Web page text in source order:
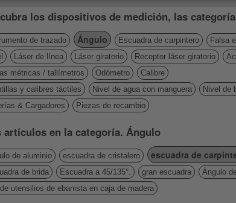
los dispositivos de medición, las
de trazado Ángulo Escuadra de carpintero Falsa
Láser de línea Láser giratorio Receptor láser giratorio
métricas / tallímetros
Odómetro
Calibre
y calibres táctiles
Nivel de agua con manguera Nivel de
& Cargadores
Piezas de recambio
artículos en la categoría. Ángulo
de aluminio escuadra de cristalero escuadra de
de brida
Escuadra a 45/135°. gran escuadra Ángulo
utensilios de ebanista en caja de madera